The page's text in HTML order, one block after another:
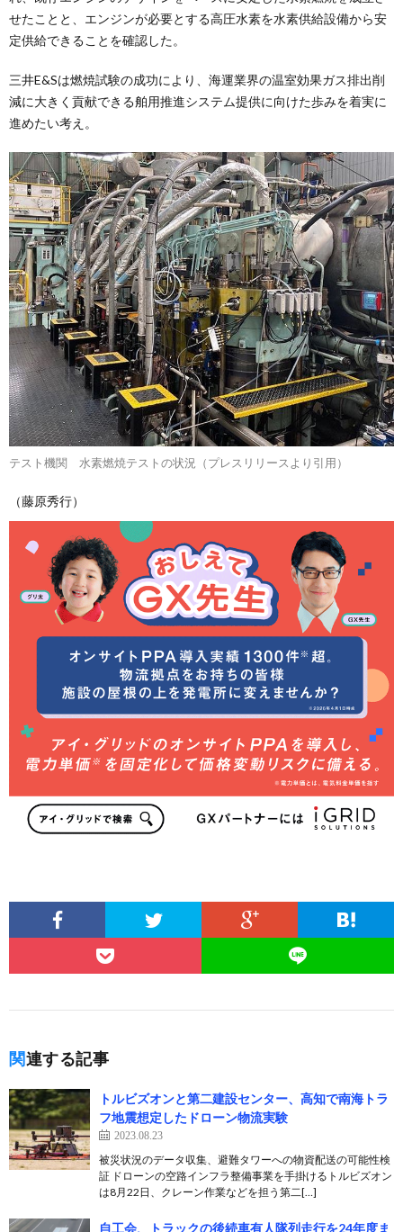
せたことと、エンジンが必要とする高圧水素を水素供給設備から安
定供給できることを確認した。
三井E&Sは燃焼試験の成功により、海運業界の温室効果ガス排出削
減に大きく貢献できる舶用推進システム提供に向けた歩みを着実に
進めたい考え。
テスト機関 水素燃焼テストの状況（プレスリリースより引用）
（藤原秀行）
関連する記事
トルビズオンと第二建設センター、高知で南海トラ
フ地震想定したドローン物流実験
2023.08.23
被災状況のデータ収集、避難タワーへの物資配送の可能性検
証 ドローンの空路インフラ整備事業を手掛けるトルビズオン
は8月22日、クレーン作業などを担う第二[…]
自工会、トラックの後続車有人隊列走行を24年度ま